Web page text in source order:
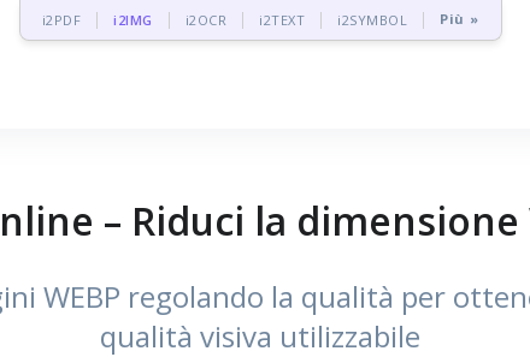
i2PDF i2IMG i2OCR i2TEXT i2SYMBOL Più »
– Riduci la
WEBP regolando la qualità per
qualità visiva utilizzabile